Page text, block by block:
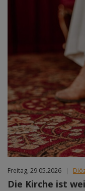
Freitag, 29.05.2026 |
Die Kirche ist